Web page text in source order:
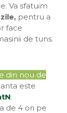
Va sfatuim
pentru a
face
de tuns.
din nou de
este
.
de 4 ori pe